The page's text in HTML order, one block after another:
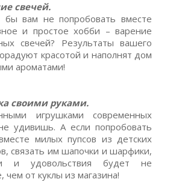
свечей.
бы вам не попробовать вместе
и простое хобби – варение
свечей? Результаты вашего
красотой и наполнят дом
ароматами!
своими руками.
игрушками современных
удивишь. А если попробовать
милых пупсов из детских
связать им шапочки и шарфики,
и удовольствия будет не
от куклы из магазина!